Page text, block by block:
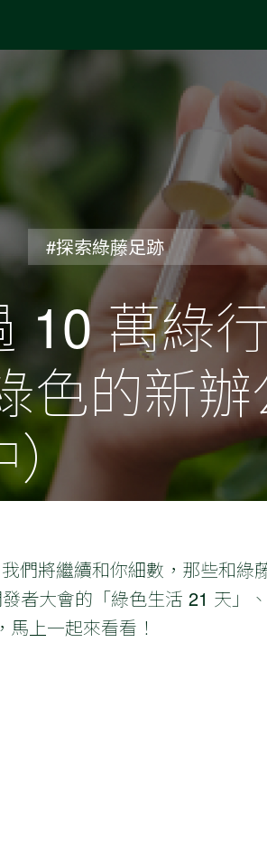
#探索綠藤足跡
10 萬綠
色的新
我們將繼續和你細數，那些和綠
者大會的「綠色生活 21 天」
上一起來看看！